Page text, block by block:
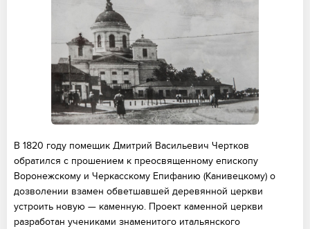
В 1820 году помещик Дмитрий Васильевич Чертков
обратился с прошением к преосвященному епископу
Воронежскому и Черкасскому Епифанию (Канивецкому) о
дозволении взамен обветшавшей деревянной церкви
устроить новую — каменную. Проект каменной церкви
разработан учениками знаменитого итальянского